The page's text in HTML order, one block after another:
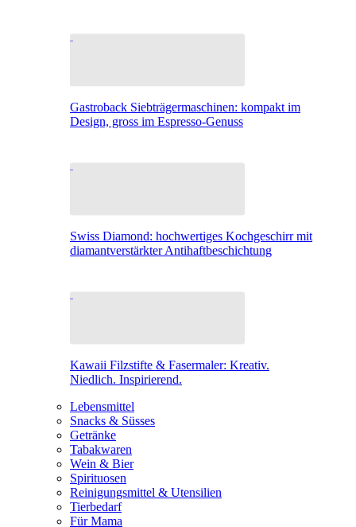
Gastroback Siebträgermaschinen: kompakt im
Design, gross im Espresso-Genuss
Swiss Diamond: hochwertiges Kochgeschirr mit
diamantverstärkter Antihaftbeschichtung
Kawaii Filzstifte & Fasermaler: Kreativ.
Niedlich. Inspirierend.
Lebensmittel
Snacks & Süsses
Getränke
Tabakwaren
Wein & Bier
Spirituosen
Reinigungsmittel & Utensilien
Tierbedarf
Für Mama